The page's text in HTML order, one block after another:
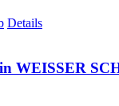
Details
WEISSER